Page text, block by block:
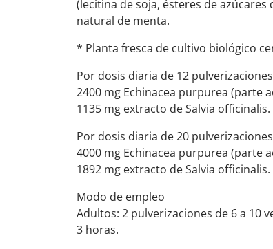
(lecitina de soja, ésteres de azúcares
natural de menta.
* Planta fresca de cultivo biológico
Por dosis diaria de 12
2400 mg Echinacea purpurea (parte
1135 mg extracto de Salvia officinalis.
Por dosis diaria de 20
4000 mg Echinacea purpurea (parte
1892 mg extracto de Salvia officinalis.
Modo de empleo
Adultos: 2 pulverizaciones de 6 a 10
3 horas.